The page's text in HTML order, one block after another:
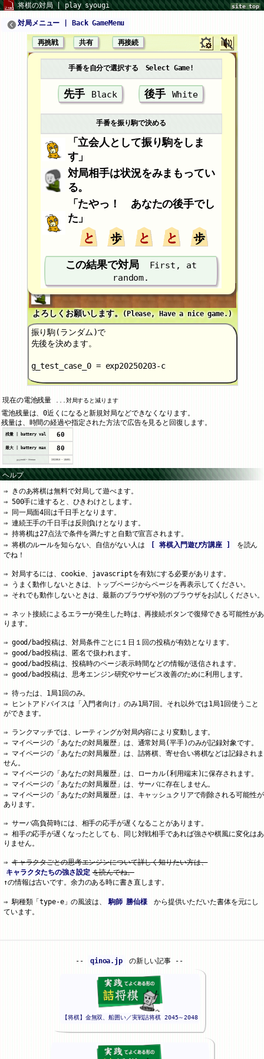
site top
将棋の対局 | play syougi
対局メニュー | Back GameMenu
再挑戦 共有 再接続
よろしくお願いします。(Please, Have a nice game.)
手番を自分で選択する Select Game!
先手 Black 後手 White
手番を振り駒で決める
「立会人として振り駒をしま
す」
対局相手は状況をみまもってい
る。
「たやっ！ あなたの後手でし
た」
この結果で対局
First, at
random.
振り駒(ランダム)で
先後を決めます。
g_test_case_0 = exp20250203-c
現在の電池残量 ...対局すると減ります
電池残量は、0近くになると新規対局などできなくなります。
残量は、時間の経過や指定された方法で広告を見ると回復します。
残量 | battery val 60
最大 | battery max 80
yyyymmdd - hhmmss 20260810 - 131831
ヘルプ
きのあ将棋は無料で対局して遊べます。
500手に達すると、ひきわけとします。
同一局面4回は千日手となります。
連続王手の千日手は反則負けとなります。
持将棋は27点法で条件を満たすと自動で宣言されます。
将棋のルールを知らない、自信がない人は
[ 将棋入門遊び方講座 ]
を読ん
でね！
対局するには、cookie、javascriptを有効にする必要があります。
うまく動作しないときは、トップページからページを再表示してください。
それでも動作しないときは、最新のブラウザや別のブラウザをお試しください。
ネット接続によるエラーが発生した時は、再接続ボタンで復帰できる可能性があ
ります。
good/bad投稿は、対局条件ごとに１日１回の投稿が有効となります。
good/bad投稿は、匿名で扱われます。
good/bad投稿は、投稿時のページ表示時間などの情報が送信されます。
good/bad投稿は、思考エンジン研究やサービス改善のために利用します。
待ったは、1局1回のみ。
ヒントアドバイスは「入門者向け」のみ1局7回。それ以外では1局1回使うこと
ができます。
ランクマッチでは、レーティングが対局内容により変動します。
マイページの「あなたの対局履歴」は、通常対局(平手)のみが記録対象です。
マイページの「あなたの対局履歴」は、詰将棋、寄せ合い将棋などは記録されま
せん。
マイページの「あなたの対局履歴」は、ローカル(利用端末)に保存されます。
マイページの「あなたの対局履歴」は、サーバに存在しません。
マイページの「あなたの対局履歴」は、キャッシュクリアで削除される可能性が
あります。
サーバ高負荷時には、相手の応手が遅くなることがあります。
相手の応手が遅くなったとしても、同じ対戦相手であれば強さや棋風に変化はあ
りません。
キャラクタごとの思考エンジンについて詳しく知りたい方は、
キャラクタたちの強さ設定 を読んでね。
↑の情報は古いです。余力のある時に書き直します。
駒種類「type-e」の風波は、 駒師 勝仙様
から提供いただいた書体を元にし
ています。